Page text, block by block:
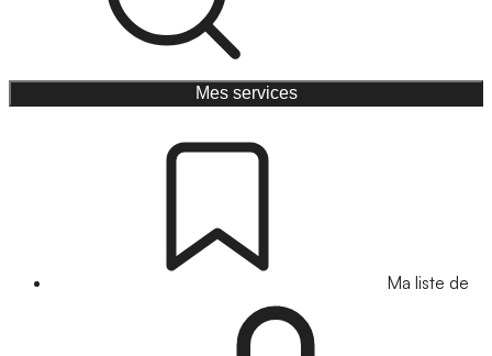
Mes services
Ma liste de